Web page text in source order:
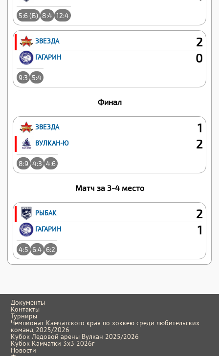
5:6 (Б) 8:4 12:4
ЗВЕЗДА 2
ГАГАРИН 0
9:3 5:4
Финал
ЗВЕЗДА 1
ВУЛКАН-Ю 2
8:9 4:3 4:6
Матч за 3-4 место
РЫБАК 2
ГАГАРИН 1
4:5 6:4 6:2
Документы
Контакты
Турниры
Чемпионат Камчатского края по хоккею среди любительских
команд 2025/2026
Кубок Ледовой арены Вулкан 2025/2026
Кубок Камчатки 3x3 2026г
Новости